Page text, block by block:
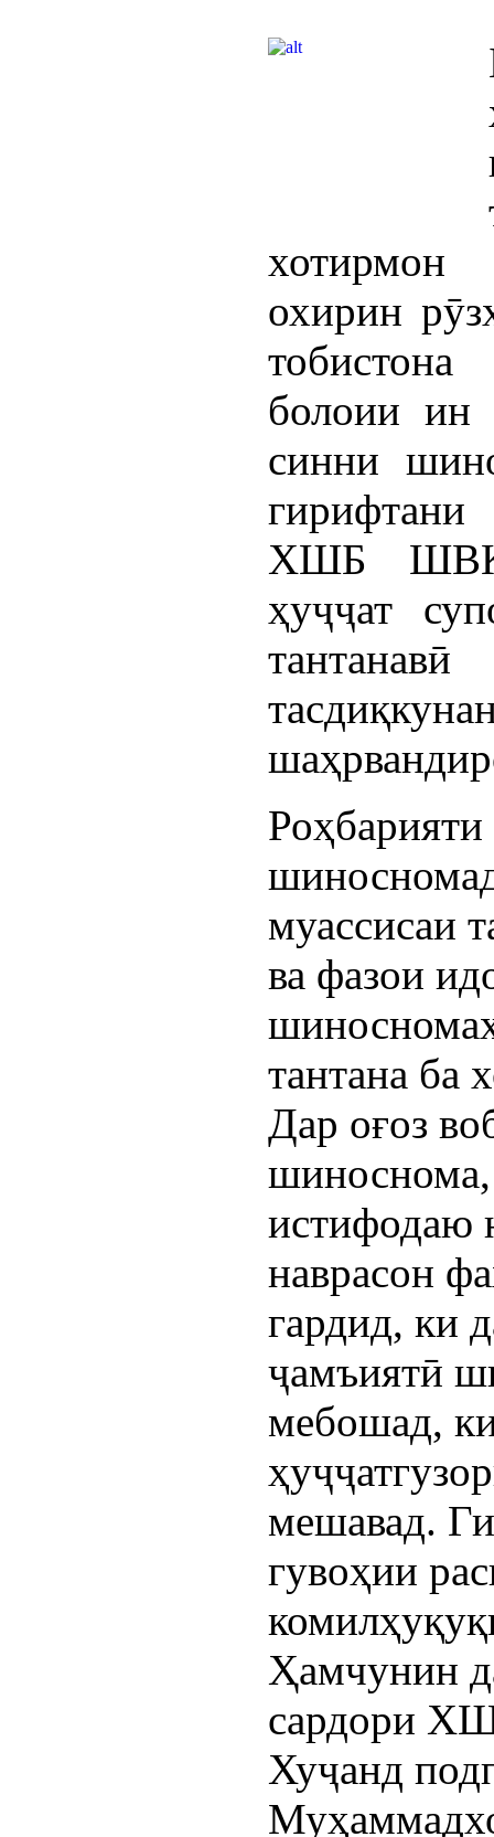
охирин
болоии ин
синни
ХШБ
ҳуҷҷат
муассисаи
ва фазои
тантана ба
Дар оғоз
шиноснома,
истифодаю
наврасон
гардид, ки
ҷамъиятӣ
мебошад,
мешавад.
гувоҳии
Ҳамчунин
сардори
Хуҷанд